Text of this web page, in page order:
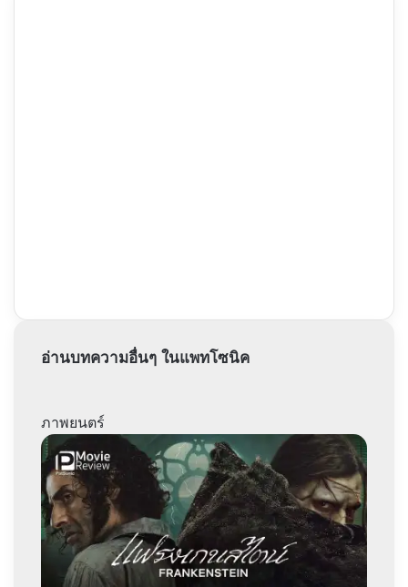
อ่านบทความอื่นๆ ในแพทโซนิค
ภาพยนตร์